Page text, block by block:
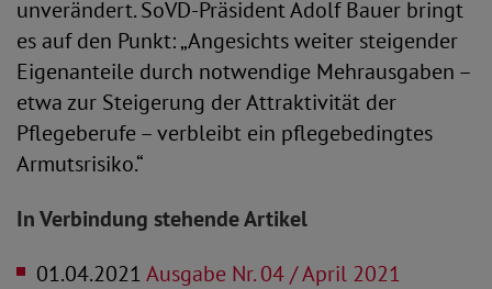
unverändert. SoVD-Präsident Adolf Bauer bringt
es auf den Punkt: „Angesichts weiter steigender
Eigenanteile durch notwendige Mehrausgaben –
etwa zur Steigerung der Attraktivität der
Pflegeberufe – verbleibt ein pflegebedingtes
Armutsrisiko.“
In Verbindung stehende Artikel
01.04.2021Ausgabe Nr. 04 / April 2021